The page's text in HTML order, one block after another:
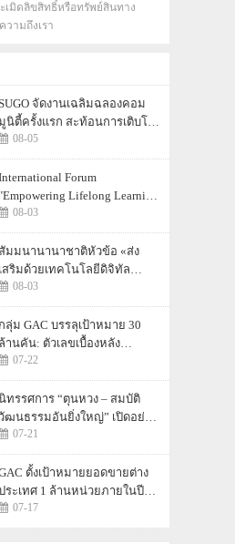
เมิดลิขสิทธิ์หรือทรัพย์สินทาง
ามถึงเรา
จัดงานเฉลิมฉลองคอม
นิตี้ครั้งแรก สะท้อนการเติบโต
ย่างต่อเนื่องในประเทศไทย
08-05
Forum
Lifelong Learning
Digital Intelligence –
Building a New Ecosystem for
Human Lifelong Learning"
Convenes
08-03
สัมมนานานาชาติหัวข้อ «ส่ง
เสริมด้วยเทคโนโลยีดิจิทัล
จฉริยะ เรียนรู้ตลอดชีวิต –
สร้างระบบนิเวศใหม่แห่งการ
เรียนรู้ตลอดชีวิตของมนุษย์» จัด
ขึ้น
08-03
กลุ่ม GAC บรรลุเป้าหมาย 30
ล้านคัน: ตัวเลขเบื้องหลัง
ความเร็วของ GAC"
07-22
ทรรศการ “ตุนหวง – สมบัติ
ฒนธรรมอันยิ่งใหญ่” เปิดอย่าง
ป็นทางการ ณ พิพิธภัณฑ์หู
หนาน
07-21
ตั้งเป้าหมายยอดขายต่าง
ระเทศ 1 ล้านหน่วยภายในปี
หลังทำสถิติสูงสุดเป็น
ประวัติการณ์
07-17